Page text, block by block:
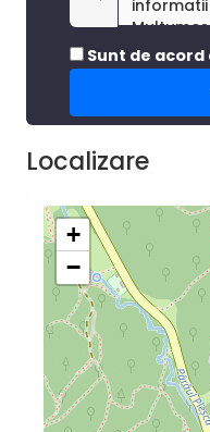
Sunt de
Localizare
+
−